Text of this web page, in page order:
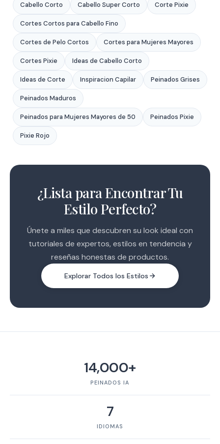
Cabello Corto Cabello Super Corto Corte Pixie
Cortes Cortos para Cabello Fino
Cortes de Pelo Cortos Cortes para Mujeres Mayores
Cortes Pixie Ideas de Cabello Corto
Ideas de Corte Inspiracion Capilar Peinados Grises
Peinados Maduros
Peinados para Mujeres Mayores de 50 Peinados Pixie
Pixie Rojo
¿Lista para Encontrar Tu
Estilo Perfecto?
Únete a miles que descubren su look ideal con
tutoriales de expertos, estilos en tendencia y
reseñas honestas de productos.
Explorar Todos los Estilos
14,000+
PEINADOS IA
7
IDIOMAS